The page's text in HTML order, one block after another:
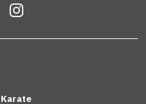
Karate